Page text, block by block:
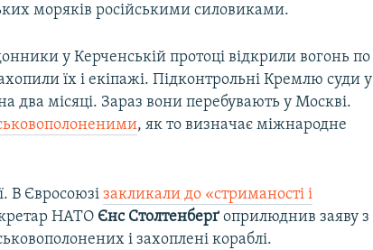
моряків російськими силовиками.
у Керченській протоці відкрили вогонь по
їх і екіпажі. Підконтрольні Кремлю суди у
два місяці. Зараз вони перебувають у Москві.
, як то визначає міжнародне
В Євросоюзізакликали до «стриманості і
НАТО Єнс Столтенберґ оприлюднив заяву з
і захоплені кораблі.